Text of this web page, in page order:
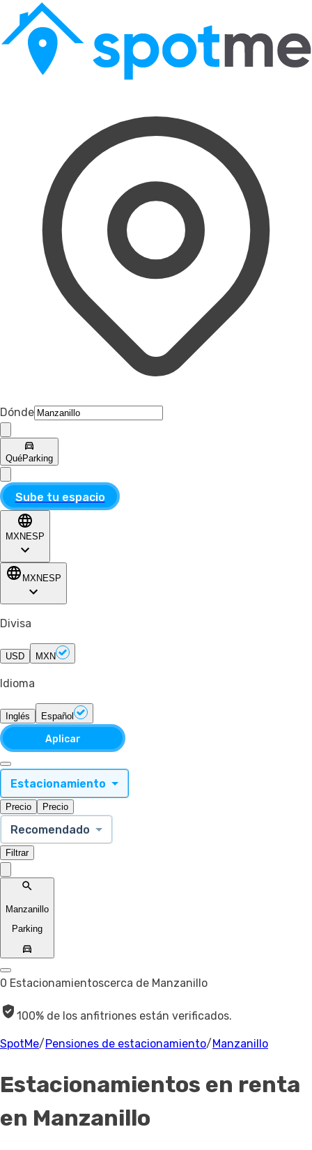
Dónde
QuéParking
Sube tu espacio
MXN ESP
MXN ESP
Divisa
USD MXN
Idioma
Inglés Español
Aplicar
Estacionamiento
Precio Precio
Recomendado
Filtrar
Manzanillo
Parking
0 Estacionamientoscerca de Manzanillo
100% de los anfitriones están verificados.
SpotMe/ Pensiones de estacionamiento/ Manzanillo
Estacionamientos en renta
en Manzanillo